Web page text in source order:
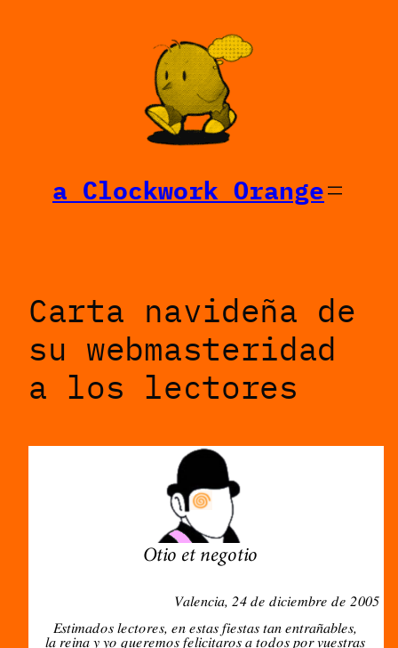
a Clockwork Orange
Carta navideña de
su webmasteridad
a los lectores